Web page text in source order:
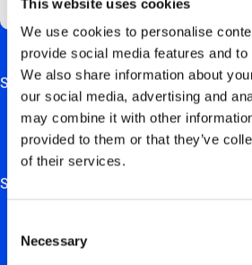
This website uses cookies
We use cookies to personalise
provide social media features and
We also share information about
our social media, advertising and
may combine it with other
provided to them or that they’ve
of their services.
Selection
Necessary
This field is for validation purposes and
Support
Overzicht FAQ
Hardwarehandleidingen
Solutions
Elektrische laadoplossingen